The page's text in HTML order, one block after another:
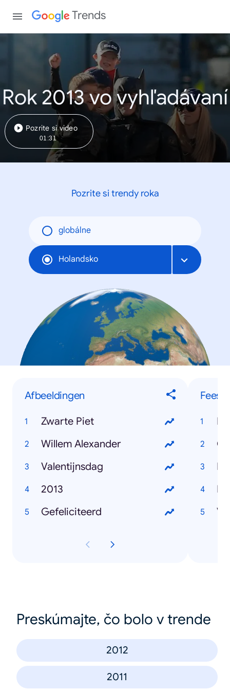
Trends
Rok 2013 vo vyhľadávaní
Pozrite si video
01:31
Pozrite si trendy roka
globálne
Holandsko
Afbeeldingen
Zwarte Piet
Willem Alexander
Valentijnsdag
2013
Gefeliciteerd
Preskúmajte, čo bolo v trende
2012
2011